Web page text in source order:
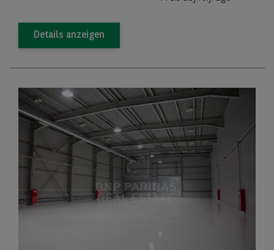
Details anzeigen